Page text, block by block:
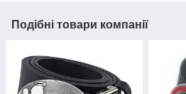
Подібні товари компанії